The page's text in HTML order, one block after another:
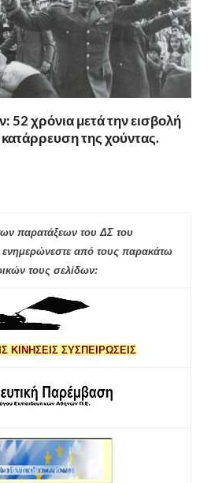
52 χρόνια μετά την εισβολή
της χούντας.
παρατάξεων του ΔΣ του
ενημερώνεστε από τους παρακάτω
τους σελίδων:
ΚΙΝΗΣΕΙΣ ΣΥΣΠΕΙΡΩΣΕΙΣ